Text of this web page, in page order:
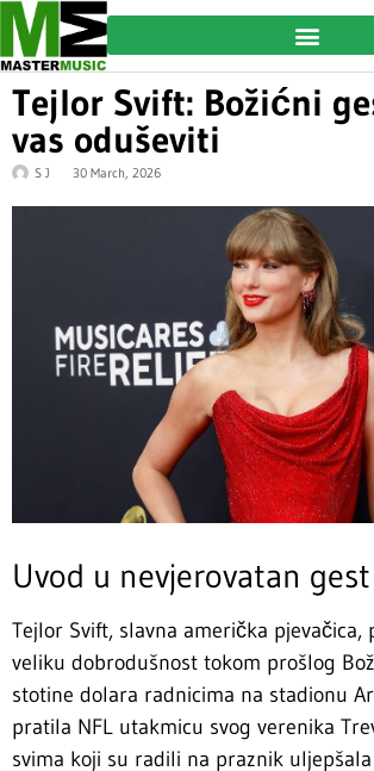
Tejlor Svift: Božićni
vas oduševiti
S J 30 March, 2026
Uvod u nevjerovatan gest
Tejlor Svift, slavna američka pjevačica,
veliku dobrodušnost tokom prošlog
stotine dolara radnicima na stadionu
pratila NFL utakmicu svog verenika
svima koji su radili na praznik